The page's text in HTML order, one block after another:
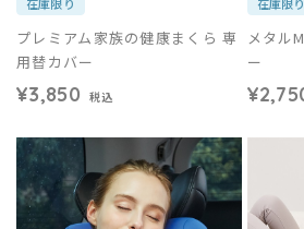
プレミアム家族の健康まくら 専
用替カバー
¥3,850 税込
メタル
ー